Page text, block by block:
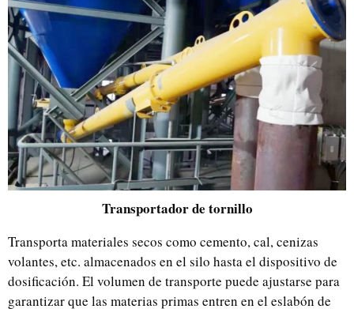
Transportador de tornillo
Transporta materiales secos como cemento, cal, cenizas
volantes, etc. almacenados en el silo hasta el dispositivo de
dosificación. El volumen de transporte puede ajustarse para
garantizar que las materias primas entren en el eslabón de